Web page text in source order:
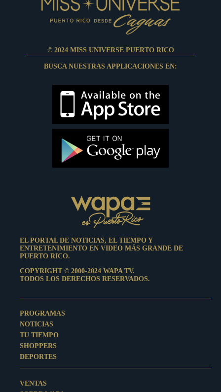
© 2024 MISS UNIVERSE PUERTO RICO
BUSCA NUESTRAS APPLICACIONES EN:
EL PORTAL DE NOTICIAS, EL TIEMPO Y
ENTRETENIMIENTO EN VIDEO MÁS GRANDE DE
PUERTO RICO.
COPYRIGHT © 2000-2024 WAPA TV.
TODOS LOS DERECHOS RESERVADOS.
PROGRAMAS
NOTICIAS
TU TIEMPO
SHOPPERS
DEPORTES
VENTAS